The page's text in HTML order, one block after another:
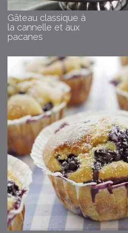
Gâteau classique à
la cannelle et aux
pacanes